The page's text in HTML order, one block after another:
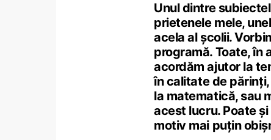
Unul dintre
prietenele mele,
acela al şcolii.
programă. Toate, în
acordăm ajutor la
în calitate de
la matematică, sau
acest lucru. Poate
motiv mai puţin